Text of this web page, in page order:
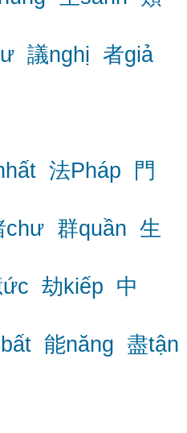
議nghị 者giả
法Pháp
門
chư 群quần 生
劫kiếp 中
能năng 盡tận